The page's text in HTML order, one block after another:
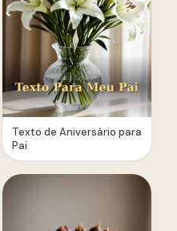
Texto de Aniversário para
Pai